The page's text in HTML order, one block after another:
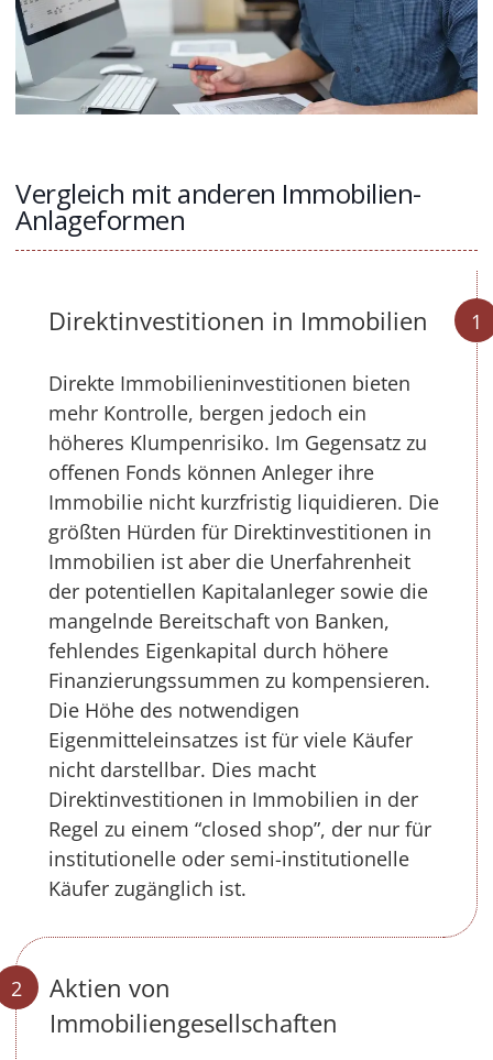
Vergleich mit anderen Immobilien-
Anlageformen
Direktinvestitionen in Immobilien
Direkte Immobilieninvestitionen bieten
mehr Kontrolle, bergen jedoch ein
höheres Klumpenrisiko. Im Gegensatz zu
offenen Fonds können Anleger ihre
Immobilie nicht kurzfristig liquidieren. Die
größten Hürden für Direktinvestitionen in
Immobilien ist aber die Unerfahrenheit
der potentiellen Kapitalanleger sowie die
mangelnde Bereitschaft von Banken,
fehlendes Eigenkapital durch höhere
Finanzierungssummen zu kompensieren.
Die Höhe des notwendigen
Eigenmitteleinsatzes ist für viele Käufer
nicht darstellbar. Dies macht
Direktinvestitionen in Immobilien in der
Regel zu einem “closed shop”, der nur für
institutionelle oder semi-institutionelle
Käufer zugänglich ist.
Aktien von
Immobiliengesellschaften